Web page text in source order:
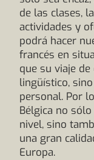
de las clases,
actividades y
podrá hacer
francés en
que su viaje
lingüístico,
personal. Por
Bélgica no
nivel, sino
una gran
Europa.